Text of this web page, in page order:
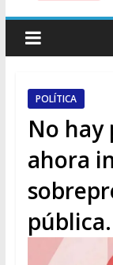
POLÍTICA
No hay
ahora
pública.